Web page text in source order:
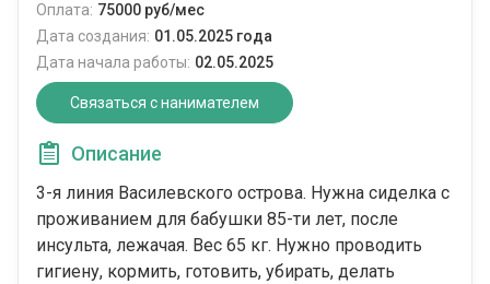
Оплата: 75000 руб/мес
Дата создания: 01.05.2025 года
Дата начала работы: 02.05.2025
Связаться с нанимателем
Описание
3-я линия Василевского острова. Нужна сиделка с
проживанием для бабушки 85-ти лет, после
инсульта, лежачая. Вес 65 кг. Нужно проводить
гигиену, кормить, готовить, убирать, делать